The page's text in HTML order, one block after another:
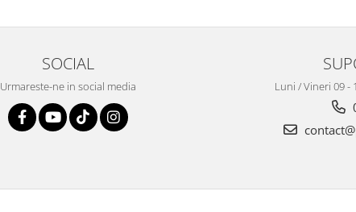
SOCIAL
Urmareste-ne in social media Luni / Vineri 09 -